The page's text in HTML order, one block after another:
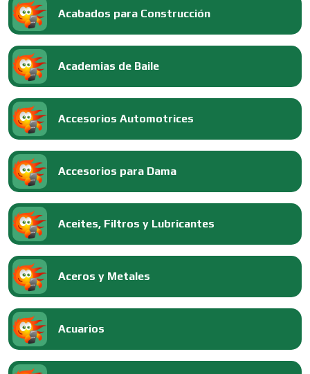
Acabados para Construcción
Academias de Baile
Accesorios Automotrices
Accesorios para Dama
Aceites, Filtros y Lubricantes
Aceros y Metales
Acuarios